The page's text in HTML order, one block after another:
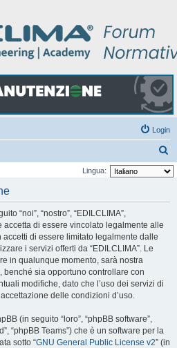
Login
e
Lingua:
“noi”, “nostro”, “EDILCLIMA”,
accetta di essere vincolato legalmente alle
di essere limitato legalmente dalle
i servizi offerti da “EDILCLIMA”. Le
in qualunque momento, sarà nostra
sia opportuno controllare con
modifiche, dato che l’uso dei servizi di
delle condizioni d’uso.
(in seguito “loro”, “phpBB software”,
“phpBB Teams”) che è un software per la
sotto “GNU General Public License v2” (in